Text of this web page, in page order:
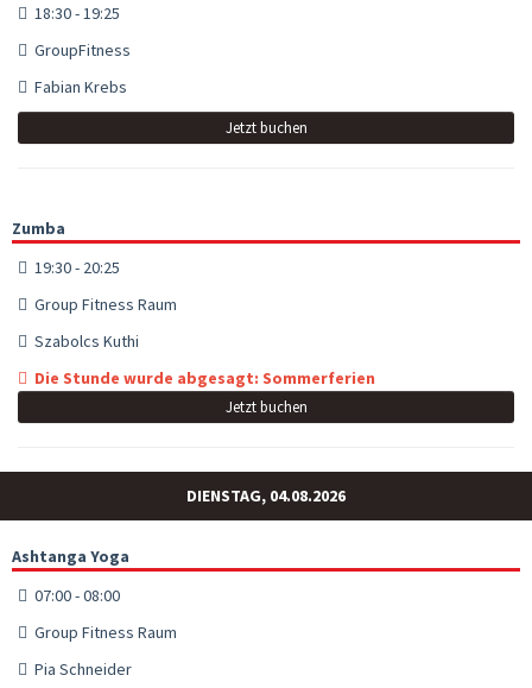
18:30 - 19:25
GroupFitness
Fabian Krebs
Jetzt buchen
Zumba
19:30 - 20:25
Group Fitness Raum
Szabolcs Kuthi
Die Stunde wurde abgesagt: Sommerferien
Jetzt buchen
DIENSTAG, 04.08.2026
Ashtanga Yoga
07:00 - 08:00
Group Fitness Raum
Pia Schneider